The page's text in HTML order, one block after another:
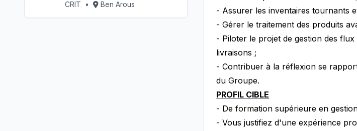
CRIT • Ben Arous
- Assurer les inventaires tournants
- Gérer le traitement des produits
- Piloter le projet de gestion des
livraisons ;
- Contribuer à la réflexion se
du Groupe.
PROFIL CIBLE
- De formation supérieure en
- Vous justifiez d'une expérience